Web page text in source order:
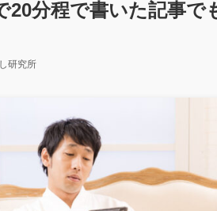
20分程で書いた記事
研究所